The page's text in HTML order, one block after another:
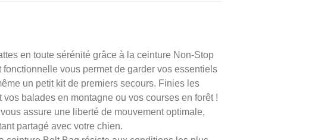
en toute sérénité grâce à la ceinture Non-Stop
vous permet de garder vos essentiels
un petit kit de premiers secours. Finies les
balades en montagne ou vos courses en forêt !
assure une liberté de mouvement optimale,
partagé avec votre chien.